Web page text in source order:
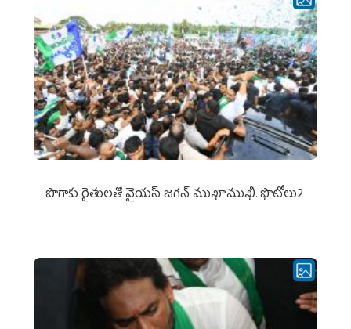
పొగాకు రైతుల‌తో వైయ‌స్ జ‌గ‌న్ ముఖాముఖి..ఫొటోలు2